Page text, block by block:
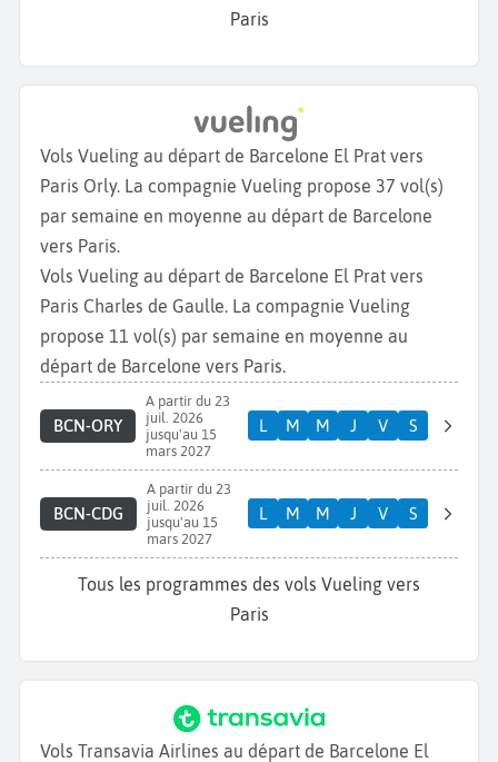
Paris
Vols Vueling au départ de Barcelone El Prat vers
Paris Orly. La compagnie Vueling propose 37 vol(s)
par semaine en moyenne au départ de Barcelone
vers Paris.
Vols Vueling au départ de Barcelone El Prat vers
Paris Charles de Gaulle. La compagnie Vueling
propose 11 vol(s) par semaine en moyenne au
départ de Barcelone vers Paris.
BCN-ORY
A partir du 23
juil. 2026
jusqu'au 15
mars 2027
L M M J V S
BCN-CDG
A partir du 23
juil. 2026
jusqu'au 15
mars 2027
L M M J V S
Tous les programmes des vols Vueling vers
Paris
Vols Transavia Airlines au départ de Barcelone El